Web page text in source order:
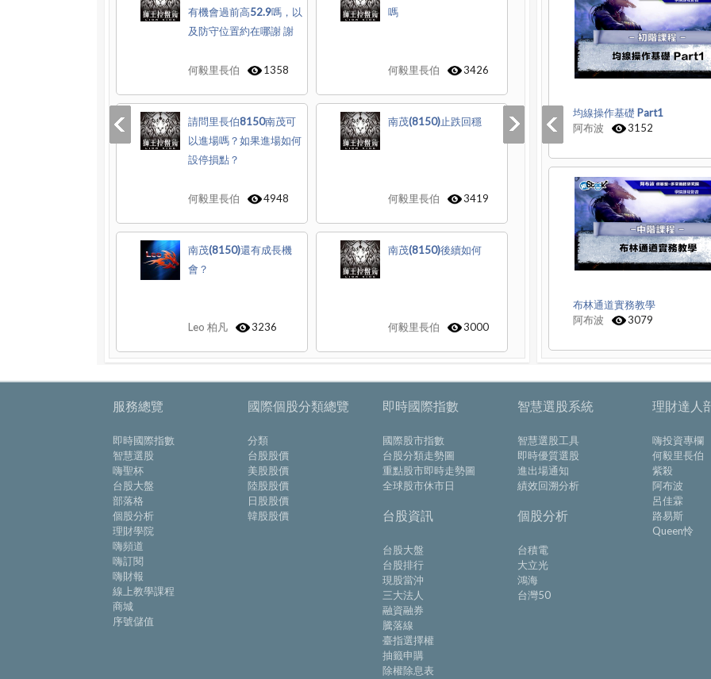
有機會過前高52.9嗎，以
及防守位置約在哪謝 謝
何毅里長伯 1358
嗎
何毅里長伯 3426
請問里長伯8150南茂可
以進場嗎？如果進場如何
設停損點？
何毅里長伯 4948
南茂(8150)止跌回穩
何毅里長伯 3419
南茂(8150)還有成長機
會？
Leo 柏凡 3236
南茂(8150)後續如何
何毅里長伯 3000
均線操作基礎 Part1
阿布波
3152
布林通道實務教學
阿布波
3079
服務總覽
即時國際指數
智慧選股
嗨聖杯
台股大盤
部落格
個股分析
理財學院
嗨頻道
嗨訂閱
嗨財報
線上教學課程
商城
序號儲值
國際個股分類總覽
分類
台股股價
美股股價
陸股股價
日股股價
韓股股價
即時國際指數
國際股市指數
台股分類走勢圖
重點股市即時走勢圖
全球股市休市日
台股資訊
台股大盤
台股排行
現股當沖
三大法人
融資融券
騰落線
臺指選擇權
抽籤申購
除權除息表
智慧選股系統
智慧選股工具
即時優質選股
進出場通知
績效回溯分析
個股分析
台積電
大立光
鴻海
台灣50
理財達人
嗨投資專欄
何毅里長伯
紫殺
阿布波
呂佳霖
路易斯
Queen怜